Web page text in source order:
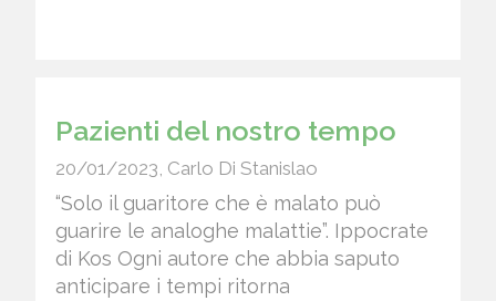
Pazienti del nostro tempo
20/01/2023, Carlo Di Stanislao
“Solo il guaritore che è malato può
guarire le analoghe malattie”. Ippocrate
di Kos Ogni autore che abbia saputo
anticipare i tempi ritorna